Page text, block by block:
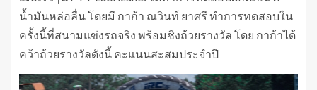
น้ำมันหล่อลื่น โดยมี กาก้า ณวินท์ ยาศรี ทำการทดสอบใน
ครั้งนี้ที่สนามแข่งรถจริง พร้อมชิงถ้วยรางวัล โดย กาก้าได้
คว้าถ้วยรางวัลดังนี้ คะแนนสะสมประจำปี